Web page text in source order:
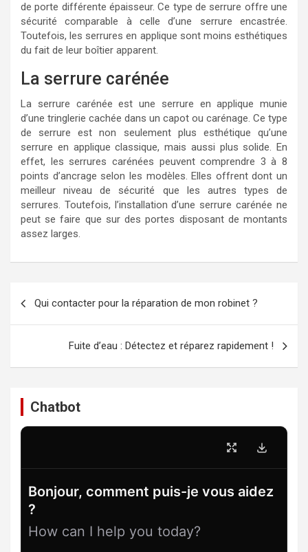
de porte différente épaisseur. Ce type de serrure offre une
sécurité comparable à celle d’une serrure encastrée.
Toutefois, les serrures en applique sont moins esthétiques
du fait de leur boîtier apparent.
La serrure carénée
La serrure carénée est une serrure en applique munie
d’une tringlerie cachée dans un capot ou carénage. Ce type
de serrure est non seulement plus esthétique qu’une
serrure en applique classique, mais aussi plus solide. En
effet, les serrures carénées peuvent comprendre 3 à 8
points d’ancrage selon les modèles. Elles offrent dont un
meilleur niveau de sécurité que les autres types de
serrures. Toutefois, l’installation d’une serrure carénée ne
peut se faire que sur des portes disposant de montants
assez larges.
l’article
Qui contacter pour la réparation de mon robinet ?
Fuite d’eau : Détectez et réparez rapidement !
Chatbot
Bonjour, comment puis-je vous aidez
?
How can I help you today?